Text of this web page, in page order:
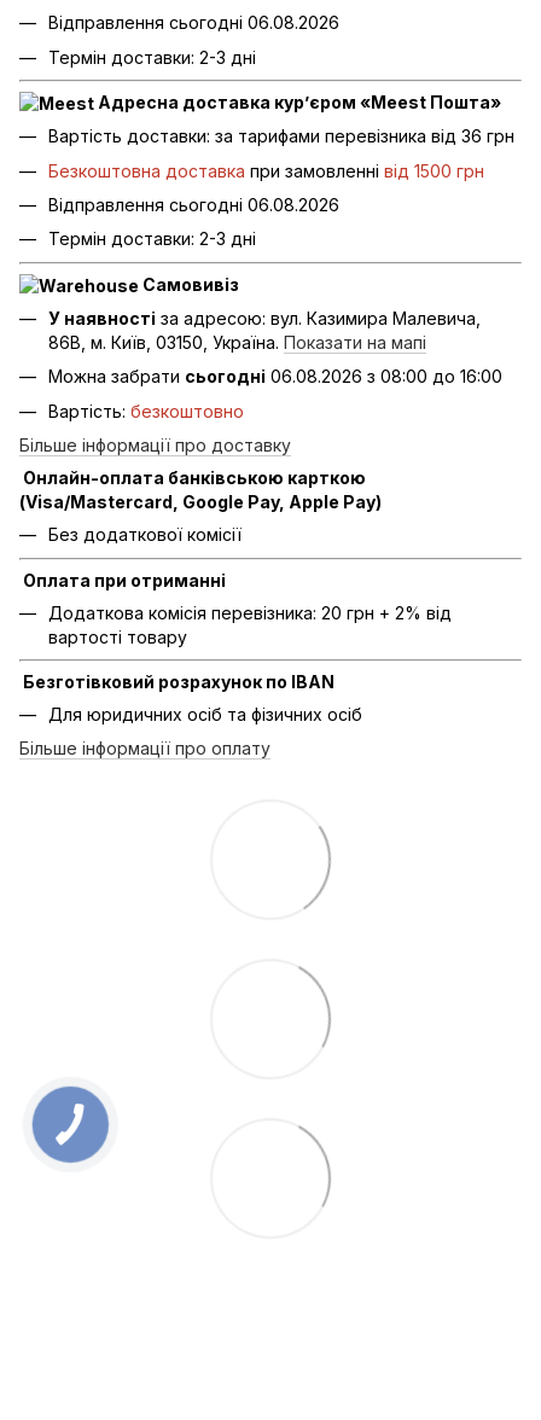
Відправлення сьогодні 06.08.2026
Термін доставки: 2-3 дні
Адресна доставка кур’єром «Meest Пошта»
Вартість доставки: за тарифами перевізника від 36 грн
Безкоштовна доставка при замовленні від 1500 грн
Відправлення сьогодні 06.08.2026
Термін доставки: 2-3 дні
Самовивіз
У наявності за адресою: вул. Казимира Малевича,
86В, м. Київ, 03150, Україна. Показати на мапі
Можна забрати сьогодні 06.08.2026 з 08:00 до 16:00
Вартість: безкоштовно
Більше інформації про доставку
Онлайн-оплата банківською карткою
(Visa/Mastercard, Google Pay, Apple Pay)
Без додаткової комісії
Оплата при отриманні
Додаткова комісія перевізника: 20 грн + 2% від
вартості товару
Безготівковий розрахунок по IBAN
Для юридичних осіб та фізичних осіб
Більше інформації про оплату